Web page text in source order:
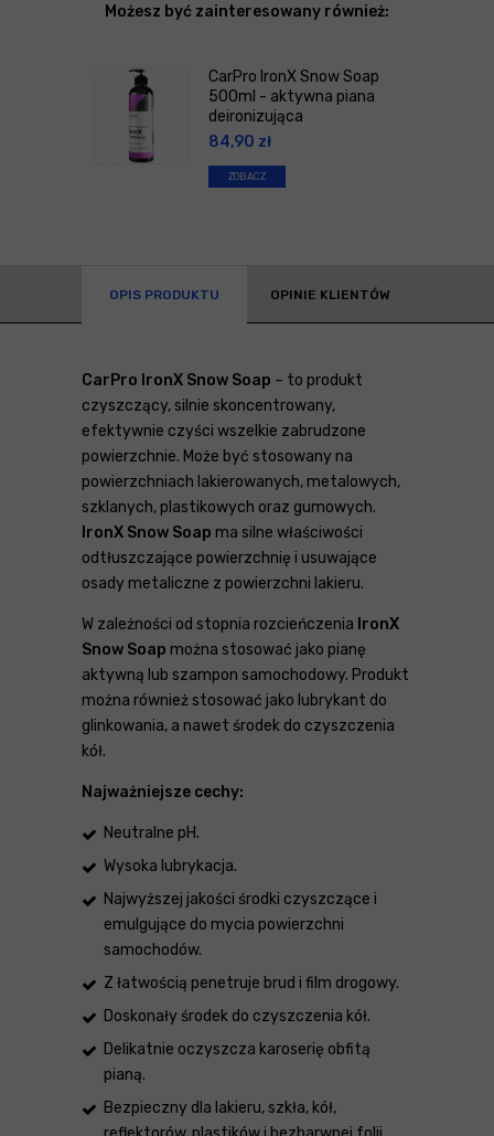
Możesz być zainteresowany również:
CarPro IronX Snow Soap
500ml - aktywna piana
deironizująca
84,90 zł
ZOBACZ
OPIS PRODUKTU OPINIE KLIENTÓW
CarPro IronX Snow Soap – to produkt
czyszczący, silnie skoncentrowany,
efektywnie czyści wszelkie zabrudzone
powierzchnie. Może być stosowany na
powierzchniach lakierowanych, metalowych,
szklanych, plastikowych oraz gumowych.
IronX Snow Soap ma silne właściwości
odtłuszczające powierzchnię i usuwające
osady metaliczne z powierzchni lakieru.
W zależności od stopnia rozcieńczenia IronX
Snow Soap można stosować jako pianę
aktywną lub szampon samochodowy. Produkt
można również stosować jako lubrykant do
glinkowania, a nawet środek do czyszczenia
kół.
Najważniejsze cechy:
Neutralne pH.
Wysoka lubrykacja.
Najwyższej jakości środki czyszczące i
emulgujące do mycia powierzchni
samochodów.
Z łatwością penetruje brud i film drogowy.
Doskonały środek do czyszczenia kół.
Delikatnie oczyszcza karoserię obfitą
pianą.
Bezpieczny dla lakieru, szkła, kół,